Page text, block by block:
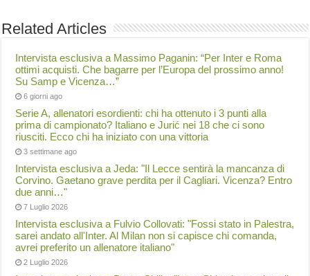
Related Articles
Intervista esclusiva a Massimo Paganin: “Per Inter e Roma
ottimi acquisti. Che bagarre per l’Europa del prossimo anno!
Su Samp e Vicenza…”
6 giorni ago
Serie A, allenatori esordienti: chi ha ottenuto i 3 punti alla
prima di campionato? Italiano e Jurić nei 18 che ci sono
riusciti. Ecco chi ha iniziato con una vittoria
3 settimane ago
Intervista esclusiva a Jeda: "Il Lecce sentirà la mancanza di
Corvino. Gaetano grave perdita per il Cagliari. Vicenza? Entro
due anni…"
7 Luglio 2026
Intervista esclusiva a Fulvio Collovati: "Fossi stato in Palestra,
sarei andato all'Inter. Al Milan non si capisce chi comanda,
avrei preferito un allenatore italiano"
2 Luglio 2026